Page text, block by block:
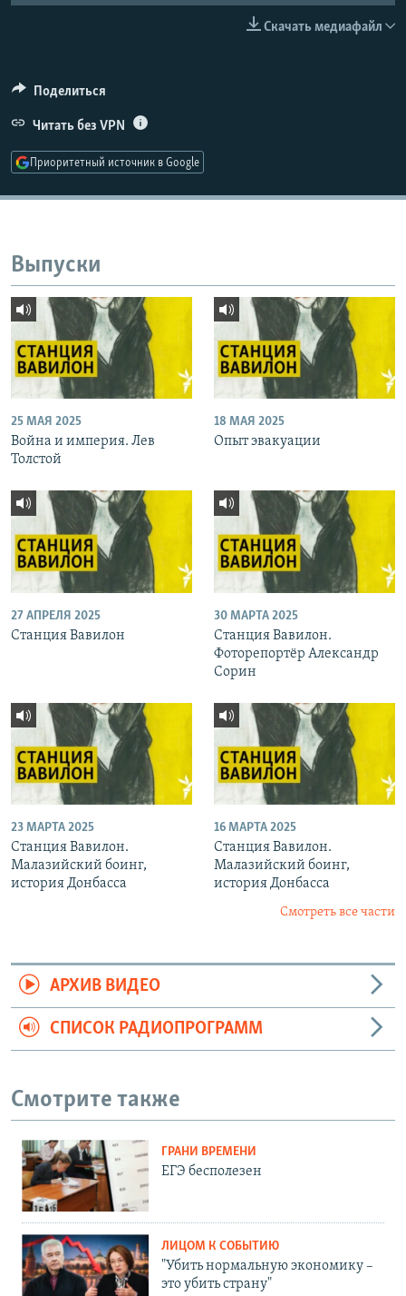
СОЦИАЛЬНЫЕ СЕТИ
Скачать медиафайл
Поделиться
Читать без VPN
Приоритетный источник в Google
Выпуски
25 МАЯ 2025
Война и империя. Лев
Толстой
18 МАЯ 2025
Опыт эвакуации
27 АПРЕЛЯ 2025
Станция Вавилон
30 МАРТА 2025
Станция Вавилон.
Фоторепортёр Александр
Сорин
23 МАРТА 2025
Станция Вавилон.
Малазийский боинг,
история Донбасса
16 МАРТА 2025
Станция Вавилон.
Малазийский боинг,
история Донбасса
Смотреть все части
АРХИВ ВИДЕО
СПИСОК РАДИОПРОГРАММ
Смотрите также
ГРАНИ ВРЕМЕНИ
ЕГЭ бесполезен
ЛИЦОМ К СОБЫТИЮ
"Убить нормальную экономику –
это убить страну"